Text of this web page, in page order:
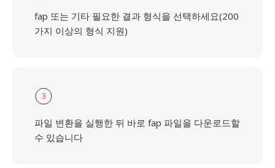
fap 또는 기타 필요한 결과 형식을 선택하세요(200
가지 이상의 형식 지원)
3
파일 변환을 실행한 뒤 바로 fap 파일을 다운로드할
수 있습니다